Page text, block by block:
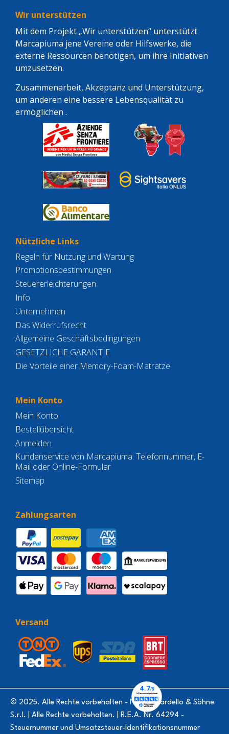
Wir unterstützen
Mit dem Projekt „Wir unterstützen“ unterstützt
Marcapiuma jene Vereine oder Hilfswerke, die
externe Ressourcen benötigen, um ihre Initiativen
umzusetzen.
Zusammenarbeit, Akzeptanz und Unterstützung,
um anderen eine bessere Lebensqualität zu
ermöglichen .
Nützliche Links
Regeln für Nutzung und Wartung
Promotionsbestimmungen
Steuererleichterungen
Info
Unternehmen
Das Widerrufsrecht
Allgemeine Geschäftsbedingungen
GESETZLICHE GARANTIE
Die Vorteile einer Memory-Foam-Matratze
Mein Konto
Mein Konto
Bestellübersicht
Anmelden
Kundenservice von Marcapiuma: Telefonnummer, E-
Mail oder Online-Formular
Sitemap
Zahlungsarten
Versand
© 2025. Alle Rechte vorbehalten - Natale Nardello & Söhne
S.r.l. | Alle Rechte vorbehalten. | R.E.A. Nr. 64294 -
Steuernummer und Umsatzsteuer-Identifikationsnummer